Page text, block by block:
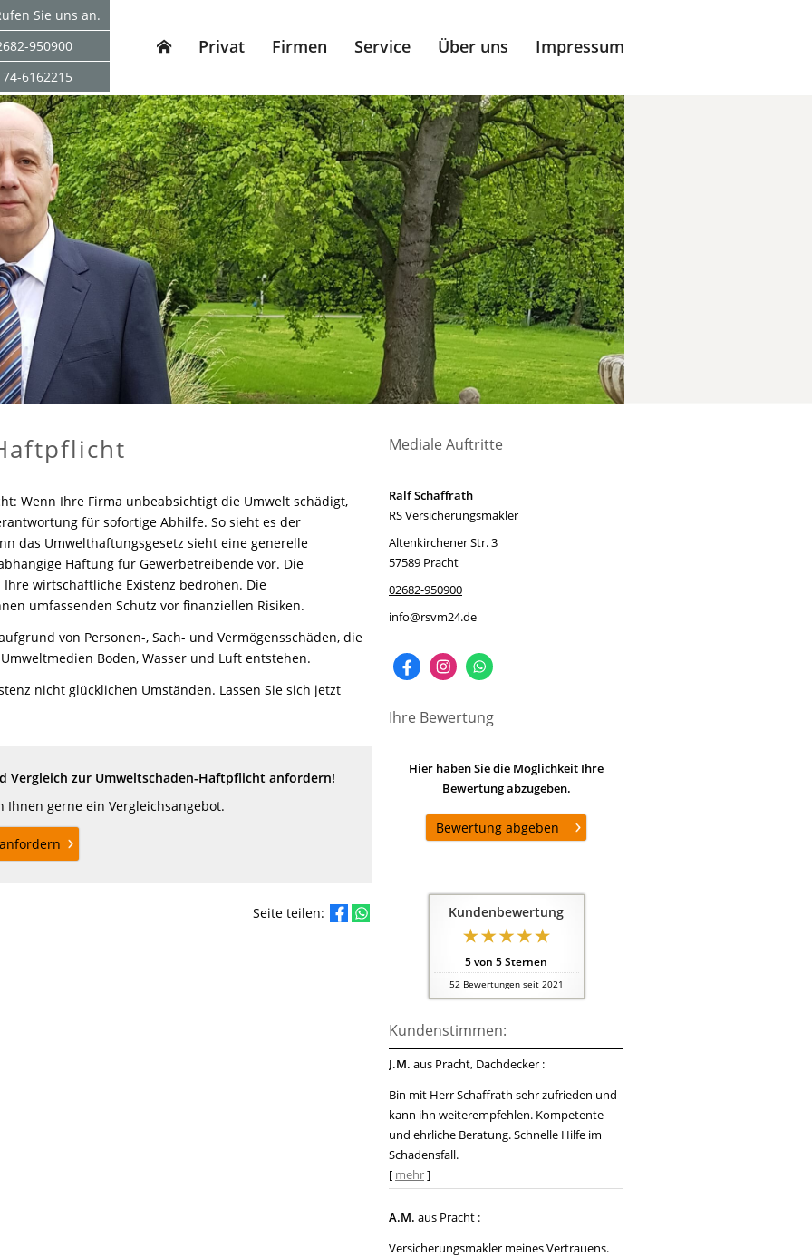
Privat Firmen Service Über uns Impressum
Sie uns an.
950900
6162215
Mediale Auftritte
Ralf Schaffrath
RS Versicherungsmakler
Altenkirchener Str. 3
57589 Pracht
02682-950900
info@rsvm24.de
Ihre Bewertung
Hier haben Sie die Möglichkeit Ihre
Bewertung abzugeben.
Bewertung abgeben
Kundenbewertung
5von 5Sternen
52Bewertungen seit 2021
Kundenstimmen:
J.M. aus Pracht, Dachdecker :
Bin mit Herr Schaffrath sehr zufrieden und
kann ihn weiterempfehlen. Kompetente
und ehrliche Beratung. Schnelle Hilfe im
Schadensfall.
[ mehr]
A.M. aus Pracht :
Versicherungsmakler meines Vertrauens.
Wenn Ihre Firma unbeabsichtigt die Umwelt schädigt,
für sofortige Abhilfe. So sieht es der
das Umwelthaftungsgesetz sieht eine generelle
Haftung für Gewerbetreibende vor. Die
wirtschaftliche Existenz bedrohen. Die
umfassenden Schutz vor finanziellen Risiken.
von Personen-, Sach- und Vermögensschäden, die
Boden, Wasser und Luft entstehen.
nicht glücklichen Umständen. Lassen Sie sich jetzt
Vergleich zur Umweltschaden-Haftpflicht anfordern!
Ihnen gerne ein Vergleichsangebot.
Seite teilen: